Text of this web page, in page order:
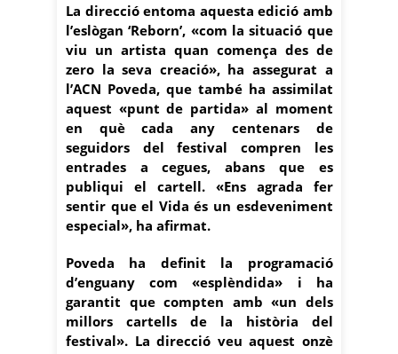
La direcció entoma aquesta edició amb
l’eslògan ‘Reborn’, «com la situació que
viu un artista quan comença des de
zero la seva creació», ha assegurat a
l’ACN Poveda, que també ha assimilat
aquest «punt de partida» al moment
en què cada any centenars de
seguidors del festival compren les
entrades a cegues, abans que es
publiqui el cartell. «Ens agrada fer
sentir que el Vida és un esdeveniment
especial», ha afirmat.
Poveda ha definit la programació
d’enguany com «esplèndida» i ha
garantit que compten amb «un dels
millors cartells de la història del
festival». La direcció veu aquest onzè